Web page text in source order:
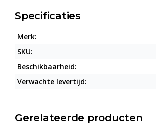
Specificaties
Merk:
SKU:
Beschikbaarheid:
Verwachte levertijd:
Gerelateerde producten